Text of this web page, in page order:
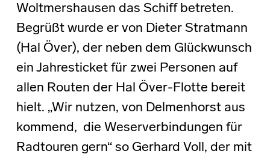
Woltmershausen das Schiff betreten.
Begrüßt wurde er von Dieter Stratmann
(Hal Över), der neben dem Glückwunsch
ein Jahresticket für zwei Personen auf
allen Routen der Hal Över-Flotte bereit
hielt. „Wir nutzen, von Delmenhorst aus
kommend, die Weserverbindungen für
Radtouren gern“ so Gerhard Voll, der mit